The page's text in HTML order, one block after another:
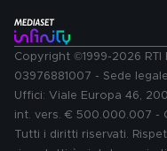
Copyright ©1999-2026 RTI
03976881007 - Sede
Uffici: Viale Europa 46,
int. vers. € 500.000.007 -
Tutti i diritti riservati.